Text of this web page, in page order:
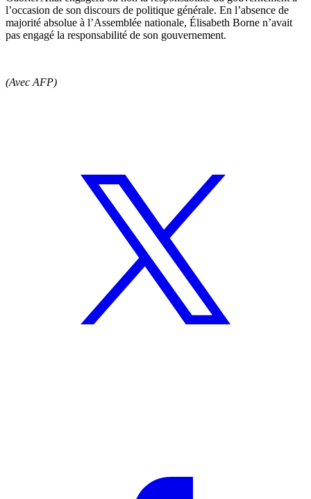
l’occasion de son discours de politique générale. En l’absence de
majorité absolue à l’Assemblée nationale, Élisabeth Borne n’avait
pas engagé la responsabilité de son gouvernement.
(Avec AFP)